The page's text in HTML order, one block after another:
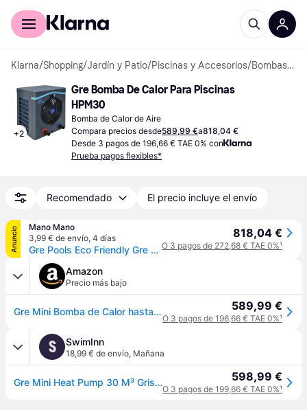
Comprar con Klarna
Klarna/Shopping/Jardín y Patio/Piscinas y Accesorios/ Bombas de Calor de Aire
+2
Gre Bomba De Calor Para Piscinas
HPM30
Bomba de Calor de Aire
Compara precios desde589,99 €a818,04 €
Desde 3 pagos de 196,66 € TAE 0% con
Prueba pagos flexibles*
Recomendado El precio incluye el envío
Anuncio
Mano Mano
3,99 € de envío, 4 días
Gre Pools Eco Friendly Gre Mini Bomba De Calor 30 M³
818,04 €
O 3 pagos de 272,68 € TAE 0%¹
Amazon
Precio más bajo
Gre Mini Bomba de Calor hasta 28°C sin bypass piscinas elevadas 30 m³ 589,99 €
O 3 pagos de 196,66 € TAE 0%¹
S SwimInn
18,99 € de envío, Mañana
Gre Mini Heat Pump 30 M³ Gris 30 m3 598,99 €
O 3 pagos de 199,66 € TAE 0%¹